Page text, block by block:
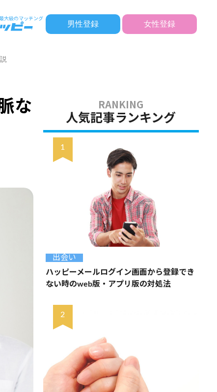
男性登録 女性登録
な
人気記事ランキング
出会い
ハッピーメールログイン画面から登録でき
ない時のweb版・アプリ版の対処法